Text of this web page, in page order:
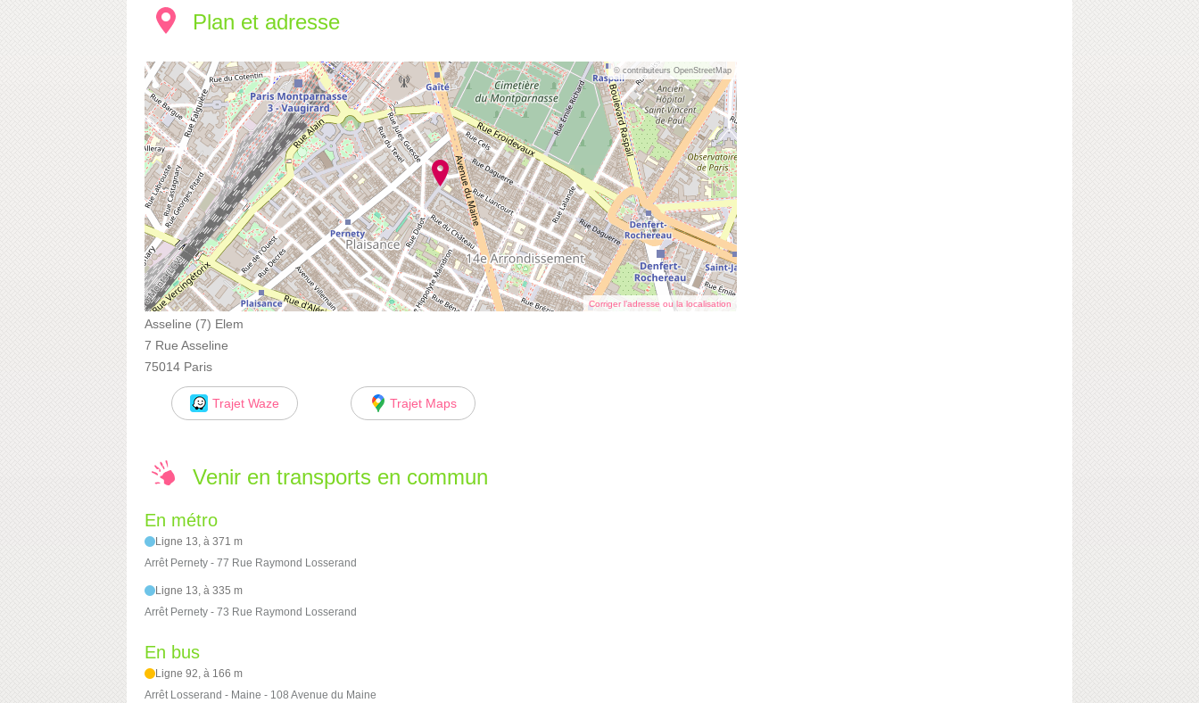
Plan et adresse
© contributeurs OpenStreetMap
Corriger l’adresse ou la localisation
Asseline (7) Elem
7 Rue Asseline
75014 Paris
Trajet Waze Trajet Maps
Venir en transports en commun
En métro
Ligne 13, à 371 m
Arrêt Pernety - 77 Rue Raymond Losserand
Ligne 13, à 335 m
Arrêt Pernety - 73 Rue Raymond Losserand
En bus
Ligne 92, à 166 m
Arrêt Losserand - Maine - 108 Avenue du Maine